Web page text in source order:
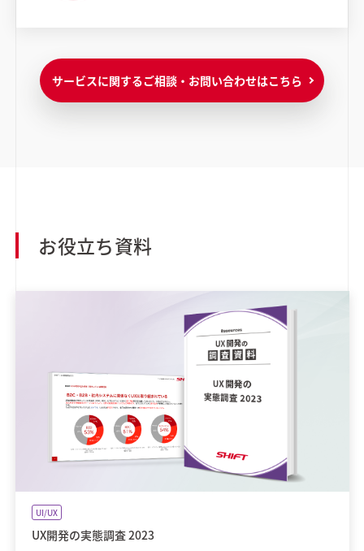
サービスに関するご相談・お問い合わせはこちら
お役立ち資料
UI/UX
UX開発の実態調査 2023